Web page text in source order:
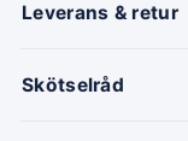
Leverans & retur
Skötselråd